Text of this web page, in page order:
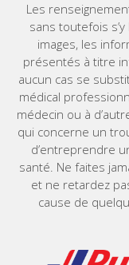
Les
sans toutefois
images, les
présentés à titre
aucun cas se
médical
médecin ou à
qui concerne un
d’entreprendre
santé. Ne faites
et ne retardez
cause de